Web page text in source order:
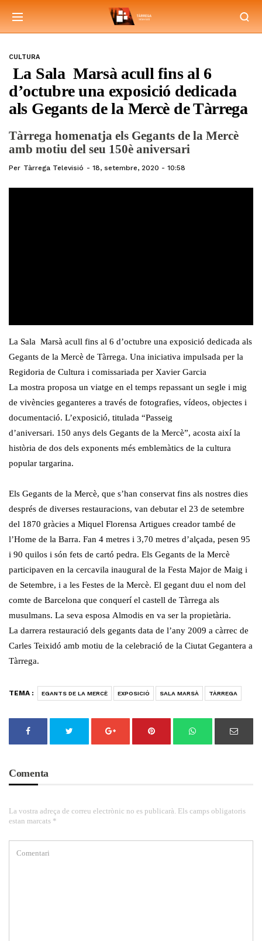
CULTURA
La Sala Marsà acull fins al 6
d’octubre una exposició dedicada
als Gegants de la Mercè de Tàrrega
Tàrrega homenatja els Gegants de la Mercè
amb motiu del seu 150è aniversari
Per Tàrrega Televisió 18, setembre, 2020 - 10:58
La Sala Marsà acull fins al 6 d’octubre una exposició dedicada als
Gegants de la Mercè de Tàrrega. Una iniciativa impulsada per la
Regidoria de Cultura i comissariada per Xavier Garcia
La mostra proposa un viatge en el temps repassant un segle i mig
de vivències geganteres a través de fotografies, vídeos, objectes i
documentació. L’exposició, titulada “Passeig
d’aniversari. 150 anys dels Gegants de la Mercè”, acosta així la
història de dos dels exponents més emblemàtics de la cultura
popular targarina.
Els Gegants de la Mercè, que s’han conservat fins als nostres dies
després de diverses restauracions, van debutar el 23 de setembre
del 1870 gràcies a Miquel Florensa Artigues creador també de
l’Home de la Barra. Fan 4 metres i 3,70 metres d’alçada, pesen 95
i 90 quilos i són fets de cartó pedra. Els Gegants de la Mercè
participaven en la cercavila inaugural de la Festa Major de Maig i
de Setembre, i a les Festes de la Mercè. El gegant duu el nom del
comte de Barcelona que conquerí el castell de Tàrrega als
musulmans. La seva esposa Almodis en va ser la propietària.
La darrera restauració dels gegants data de l’any 2009 a càrrec de
Carles Teixidó amb motiu de la celebració de la Ciutat Gegantera a
Tàrrega.
TEMA : EGANTS DE LA MERCÈ EXPOSICIÓ SALA MARSÀ TÀRREGA
Comenta
La vostra adreça de correu electrònic no es publicarà. Els camps obligatoris
estan marcats *